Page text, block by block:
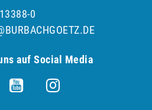
0
auf Social Media